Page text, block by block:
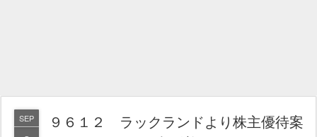
SEP
９６１２ ラックランドより株主優待案